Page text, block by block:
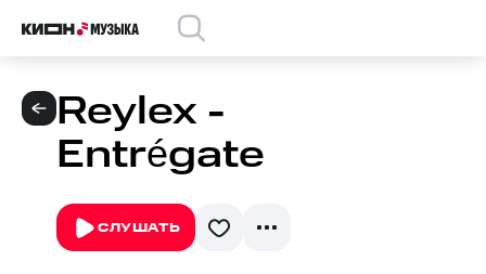
Reylex -
Entrégate
СЛУШАТЬ